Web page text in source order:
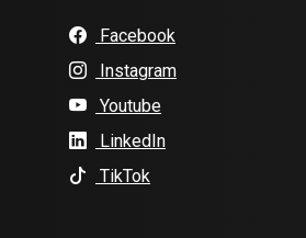
Facebook
Instagram
Youtube
LinkedIn
TikTok